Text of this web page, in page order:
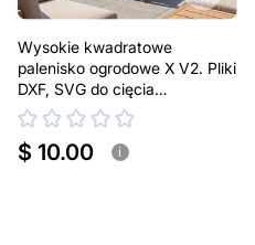
Wysokie kwadratowe
palenisko ogrodowe X V2. Pliki
DXF, SVG do cięcia
laserowego i plazmowego
$ 10.00 i